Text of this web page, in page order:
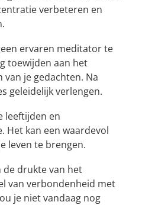
verbeteren en
ervaren meditator te
toewijden aan het
je gedachten. Na
geleidelijk verlengen.
leeftijden en
kan een waardevol
leven te brengen.
drukte van het
van verbondenheid met
je niet vandaag nog